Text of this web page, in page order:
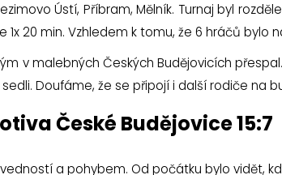
Ústí, Příbram, Mělník. Turnaj byl
20 min. Vzhledem k tomu, že 6 hráčů bylo
v malebných Českých Budějovicích
Doufáme, že se připojí i další rodiče na
České Budějovice 15:7
a pohybem. Od počátku bylo vidět,